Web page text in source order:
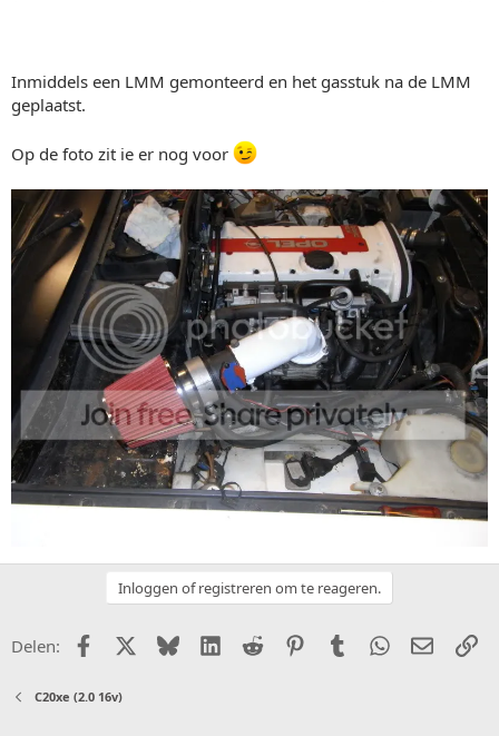
Inmiddels een LMM gemonteerd en het gasstuk na de LMM
geplaatst.
Op de foto zit ie er nog voor
Inloggen of registreren om te reageren.
Delen: FacebookX (Twitter)
BlueskyLinkedIn
Reddit PinterestTumblr WhatsApp
E-mail
C20xe (2.0 16v)